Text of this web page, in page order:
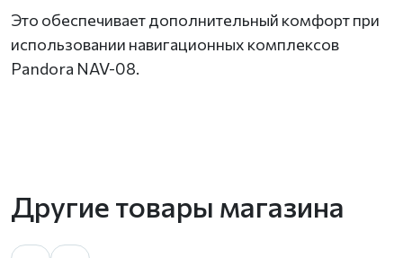
Это обеспечивает дополнительный комфорт при
использовании навигационных комплексов
Pandora NAV-08.
Другие товары магазина